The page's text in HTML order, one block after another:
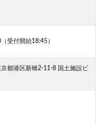
受付開始18:45）
都港区新橋2-11-8 国土施設ビ